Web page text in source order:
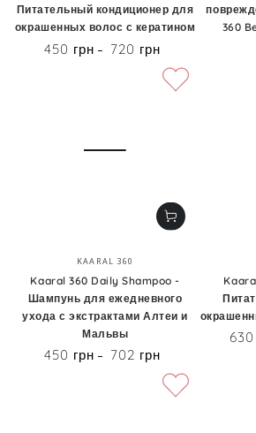
Питательный кондиционер для
окрашенных волос с кератином
Цена
450 грн 720 грн
360
Бренд:
KAARAL 360
Kaaral 360 Daily Shampoo -
Шампунь для ежедневного
ухода с экстрактами Алтеи и
Мальвы
Цена
450 грн 702 грн
630